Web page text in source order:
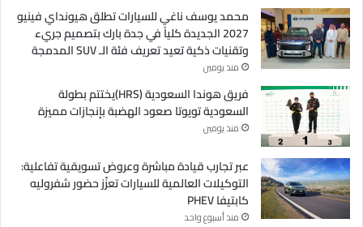
محمد يوسف ناغي للسيارات تطلق هيونداي فينيو
2027 الجديدة كلياً في جدة بارك بتصميم جريء
وتقنيات ذكية تعيد تعريف فئة الـ SUV المدمجة
منذ يومين
فريق هوندا السعودية (HRS)يختتم بطولة
السعودية تويوتا صعود الهضبة بإنجازات مميزة
منذ يومين
عبر تجارب قيادة مباشرة وعروض تسويقية تفاعلية:
التوكيلات العالمية للسيارات تعزّز حضور شفروليه
كابتيفا PHEV
منذ أسبوع واحد